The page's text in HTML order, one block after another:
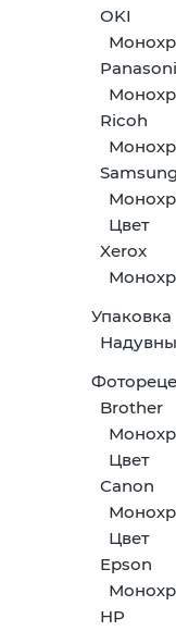
OKI
Ricoh
Samsung
Цвет
Xerox
Упаковка
Brother
Цвет
Canon
Цвет
Epson
HP